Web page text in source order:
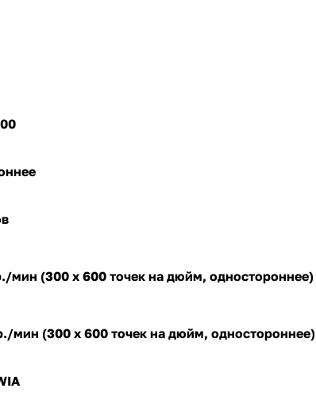
мин (300 x 600 точек на дюйм, одностороннее)
мин (300 x 600 точек на дюйм, одностороннее)